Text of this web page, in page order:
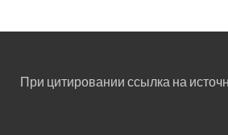
При цитировании ссылка на